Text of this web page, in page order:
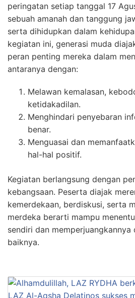
peringatan setiap tanggal 17
sebuah amanah dan tanggung
serta dihidupkan dalam
kegiatan ini, generasi muda
peran penting mereka dalam
antaranya dengan:
Melawan kemalasan,
ketidakadilan.
Menghindari penyebaran
benar.
Menguasai dan
hal-hal positif.
Kegiatan berlangsung dengan
kebangsaan. Peserta diajak
kemerdekaan, berdiskusi, serta
merdeka berarti mampu
sendiri dan memperjuangkannya
baiknya.